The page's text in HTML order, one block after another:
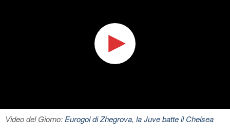
Video del Giorno:Eurogol di Zhegrova, la Juve batte il Chelsea